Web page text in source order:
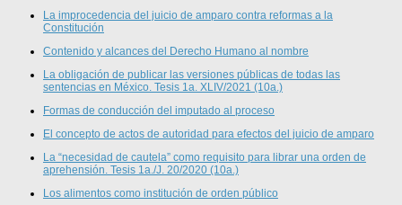
La improcedencia del juicio de amparo contra reformas a la
Constitución
Contenido y alcances del Derecho Humano al nombre
La obligación de publicar las versiones públicas de todas las
sentencias en México. Tesis 1a. XLIV/2021 (10a.)
Formas de conducción del imputado al proceso
El concepto de actos de autoridad para efectos del juicio de amparo
La “necesidad de cautela” como requisito para librar una orden de
aprehensión. Tesis 1a./J. 20/2020 (10a.)
Los alimentos como institución de orden público